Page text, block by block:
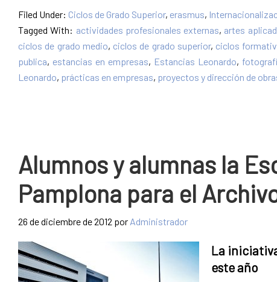
Filed Under: Ciclos de Grado Superior, erasmus,
Tagged With: actividades profesionales externas, artes
ciclos de grado medio, ciclos de grado superior, ciclos
publica, estancias en empresas, Estancias Leonardo,
Leonardo, prácticas en empresas, proyectos y dirección de
Alumnos y alumnas la
Pamplona para el
26 de diciembre de 2012 por Administrador
La
este año